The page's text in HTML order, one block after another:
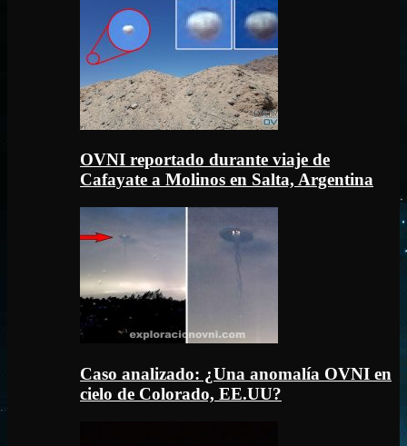
OVNI reportado durante viaje de
Cafayate a Molinos en Salta, Argentina
Caso analizado: ¿Una anomalía OVNI en
cielo de Colorado, EE.UU?